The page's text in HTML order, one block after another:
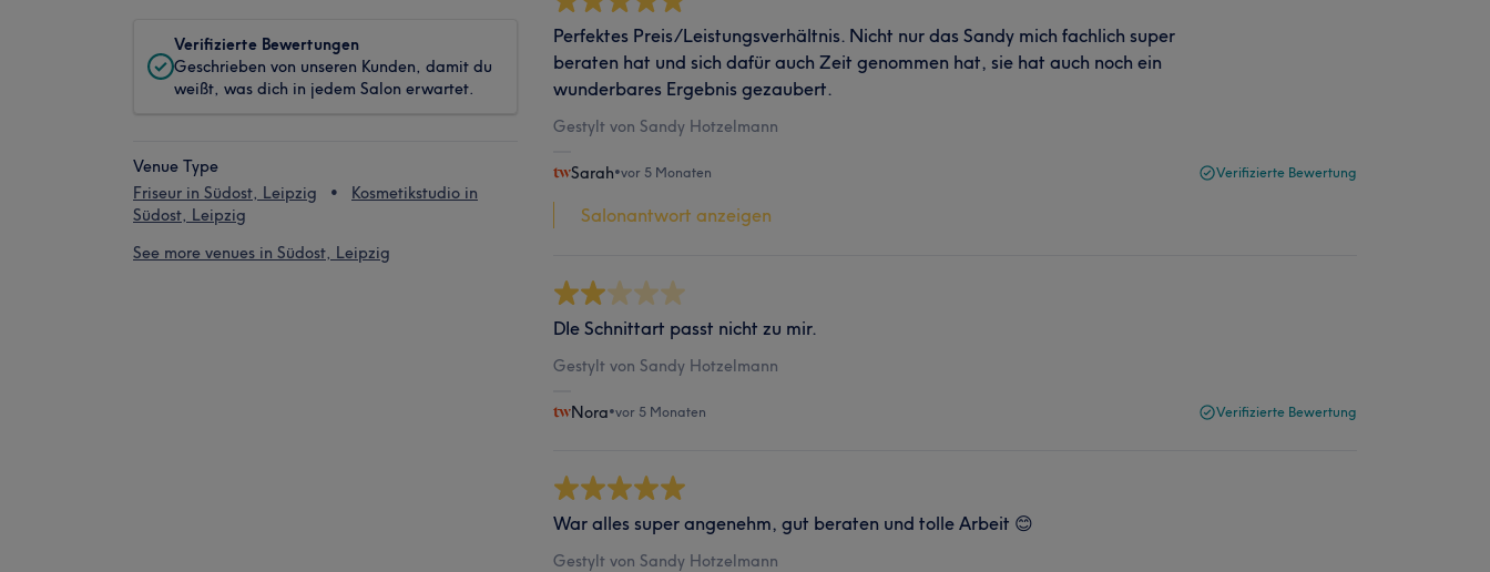
Verifizierte Bewertungen
Geschrieben von unseren Kunden, damit du
weißt, was dich in jedem Salon erwartet.
Venue Type
Friseur in Südost, Leipzig
Kosmetikstudio in
Südost, Leipzig
See more venues in Südost, Leipzig
Perfektes Preis/Leistungsverhältnis. Nicht nur das Sandy mich fachlich super
beraten hat und sich dafür auch Zeit genommen hat, sie hat auch noch ein
wunderbares Ergebnis gezaubert.
Gestylt von Sandy Hotzelmann
Sarah•vor 5 Monaten Verifizierte Bewertung
Salonantwort anzeigen
DIe Schnittart passt nicht zu mir.
Gestylt von Sandy Hotzelmann
Nora•vor 5 Monaten Verifizierte Bewertung
War alles super angenehm, gut beraten und tolle Arbeit 😊
Gestylt von Sandy Hotzelmann